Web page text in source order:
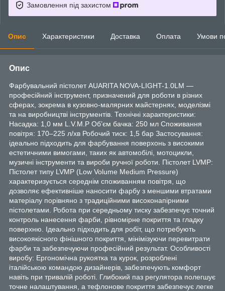
Замовлення під захистом
Опис Характеристики Доставка Оплата Умови
Опис
Фарбувальний пістолет AUARITA NOVA-LIGHT-1.0LM —
професійний інструмент, призначений для роботи в різних
сферах, зокрема в кузовно-малярних майстернях, моделізмі
та на виробництві інструментів. Технічні характеристики:
Насадка: 1,0 мм L.V.M.P Об’єм бачка: 250 мл Споживання
повітря: 170–225 л/хв Робочий тиск: 1,5 бар Застосування:
ідеально підходить для фарбування поверхонь з високими
естетичними вимогами, таких як автомобілі, мотоцикли,
музичні інструменти та вироби ручної роботи. Пістолет LVMP:
Пістолет типу LVMP (Low Volume Medium Pressure)
характеризується середнім споживанням повітря, що
дозволяє ефективніше наносити фарбу з меншими втратами
матеріалу порівняно з традиційними високонапірними
пістолетами. Робота при середньому тиску забезпечує точний
контроль нанесення фарби, рівномірне покриття та гладку
поверхню. Ідеально підходить для робіт, що потребують
високоякісного фінішного покриття, мінімізуючи перевитрати
фарби та забезпечуючи професійний результат. Особливості
виробу: Ергономічна рукоятка та курок, розроблені
італійською командою дизайнерів, забезпечують комфорт
навіть при тривалій роботі. Глибокий паз регулятора полегшує
точне налаштування, а тефлонове покриття забезпечує легке